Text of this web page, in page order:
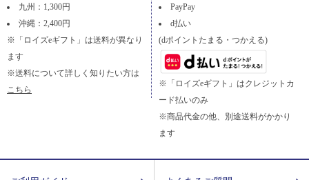
九州：1,300円
沖縄：2,400円
※「ロイズeギフト」は送料が異なり
ます
※送料について詳しく知りたい方は
こちら
PayPay
d払い
(dポイントたまる・つかえる)
※「ロイズeギフト」はクレジットカ
ード払いのみ
※商品代金の他、別途送料がかかり
ます